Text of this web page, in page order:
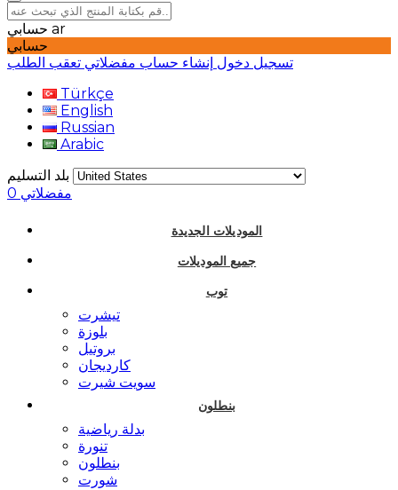
ar
حسابي
تسجيل دخول إنشاء حساب مفضلاتي تعقب الطلب
Türkçe
English
Russian
Arabic
بلد التسليم
مفضلاتي 0
الموديلات الجديدة
جميع الموديلات
توب
تيشرت
بلوزة
بروتيل
كارديجان
سويت شيرت
بنطلون
بدلة رياضية
تنورة
بنطلون
شورت